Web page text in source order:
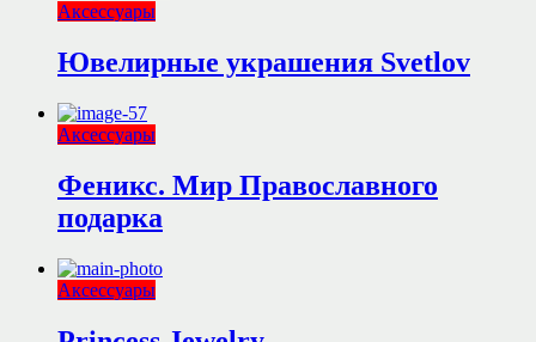
Аксессуары
Ювелирные украшения Svetlov
Аксессуары
Феникс. Мир Православного
подарка
Аксессуары